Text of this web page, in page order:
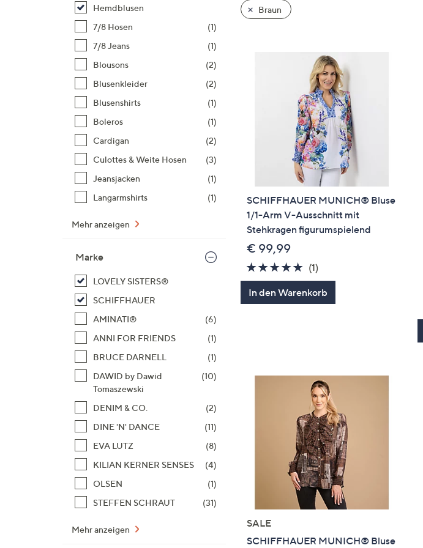
Sie
auf
anzuzeigen.
Hemdblusen
7/8 Hosen
(1)
7/8 Jeans
(1)
Blousons
(2)
Blusenkleider
(2)
Blusenshirts
(1)
Boleros
(1)
Cardigan
(2)
Culottes & Weite Hosen
(3)
Jeansjacken
(1)
Langarmshirts
(1)
Mehr anzeigen
Marke
LOVELY SISTERS®
SCHIFFHAUER
AMINATI®
(6)
ANNI FOR FRIENDS
(1)
BRUCE DARNELL
(1)
DAWID by Dawid
Tomaszewski
(10)
DENIM & CO.
(2)
DINE 'N' DANCE
(11)
EVA LUTZ
(8)
KILIAN KERNER SENSES
(4)
OLSEN
(1)
STEFFEN SCHRAUT
(31)
Mehr anzeigen
Braun
SCHIFFHAUER MUNICH® Bluse
1/1-Arm V-Ausschnitt mit
Stehkragen figurumspielend
€ 99,99
5.0
von
5
(1)1
Bewertungen
In den Warenkorb
SALE
SCHIFFHAUER MUNICH® Bluse